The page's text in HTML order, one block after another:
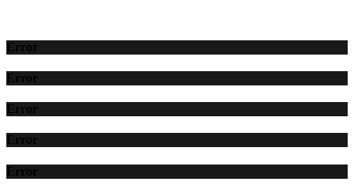
Error
Error
Error
Error
Error